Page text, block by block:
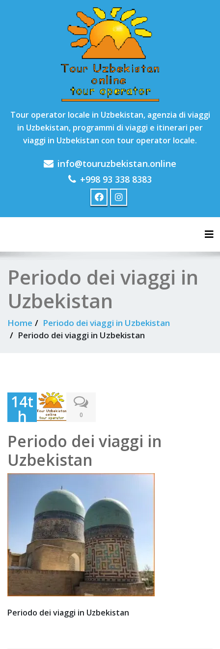
Tour operator locale in Uzbekistan, agenzia di viaggi
in Uzbekistan, programmi di viaggi e itinerari per
viaggi in Uzbekistan con tour operator locale.
info@touruzbekistan.online
+998 93 338 8383
Periodo dei viaggi in
Uzbekistan
Home
Periodo dei viaggi in Uzbekistan
Periodo dei viaggi in Uzbekistan
14t
h
Jun
e
202
0
0
Periodo dei viaggi in
Uzbekistan
Periodo dei viaggi in Uzbekistan